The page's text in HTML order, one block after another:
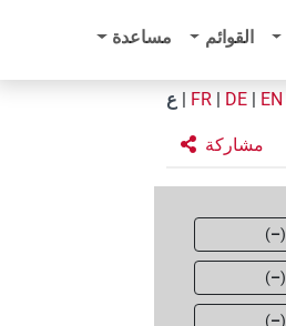
القوائم مساعدة
EN
DE
FR ع
مشاركة
–
)
–
)
–
)